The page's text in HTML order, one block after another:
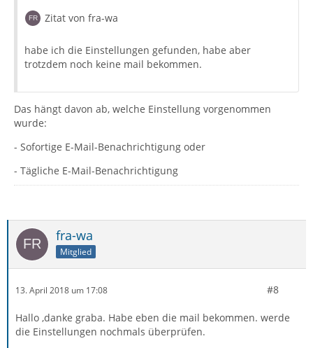
Zitat von fra-wa
habe ich die Einstellungen gefunden, habe aber
trotzdem noch keine mail bekommen.
Das hängt davon ab, welche Einstellung vorgenommen
wurde:
- Sofortige E-Mail-Benachrichtigung oder
- Tägliche E-Mail-Benachrichtigung
fra-wa
Mitglied
13. April 2018 um 17:08 #8
Hallo ,danke graba. Habe eben die mail bekommen. werde
die Einstellungen nochmals überprüfen.